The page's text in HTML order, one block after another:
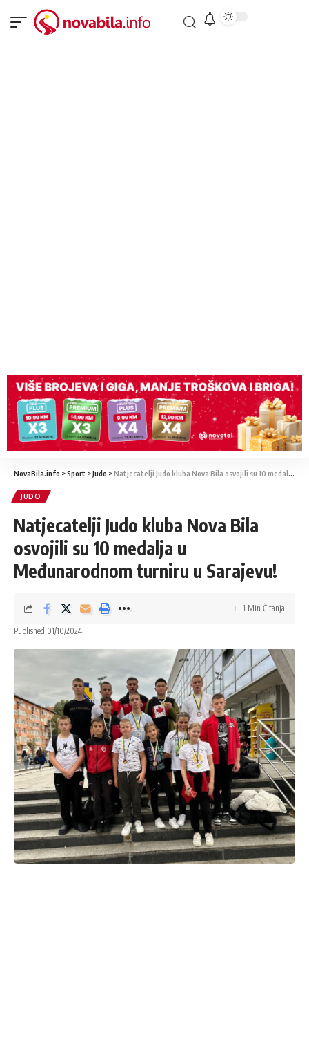
NovaBila.info >Sport >Judo >Natjecatelji Judo kluba Nova Bila osvojili su 10 medalja u Međunarodnom turniru u Sarajevu!
JUDO
Natjecatelji Judo kluba Nova Bila
osvojili su 10 medalja u
Međunarodnom turniru u Sarajevu!
Published 01/10/2024
1 Min Čitanja